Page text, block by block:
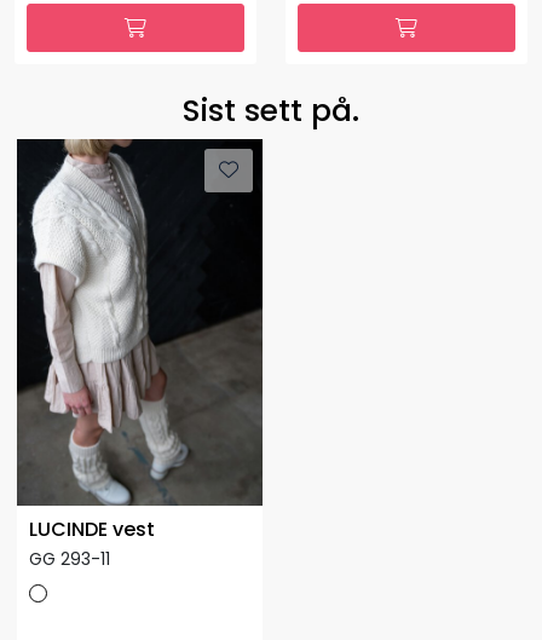
Sist sett på.
LUCINDE vest
GG 293-11